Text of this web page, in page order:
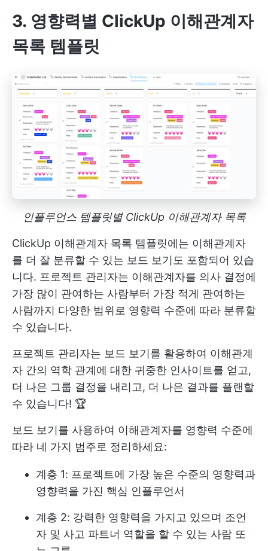
3. 영향력별 ClickUp 이해관계자
목록 템플릿
인플루언스 템플릿별 ClickUp 이해관계자 목록
ClickUp 이해관계자 목록 템플릿에는 이해관계자
를 더 잘 분류할 수 있는 보드 보기도 포함되어 있습
니다. 프로젝트 관리자는 이해관계자를 의사 결정에
가장 많이 관여하는 사람부터 가장 적게 관여하는
사람까지 다양한 범위로 영향력 수준에 따라 분류할
수 있습니다.
프로젝트 관리자는 보드 보기를 활용하여 이해관계
자 간의 역학 관계에 대한 귀중한 인사이트를 얻고,
더 나은 그룹 결정을 내리고, 더 나은 결과를 플랜할
수 있습니다! 🏆
보드 보기를 사용하여 이해관계자를 영향력 수준에
따라 네 가지 범주로 정리하세요:
계층 1: 프로젝트에 가장 높은 수준의 영향력과
영향력을 가진 핵심 인플루언서
계층 2: 강력한 영향력을 가지고 있으며 조언
자 및 사고 파트너 역할을 할 수 있는 사람 또